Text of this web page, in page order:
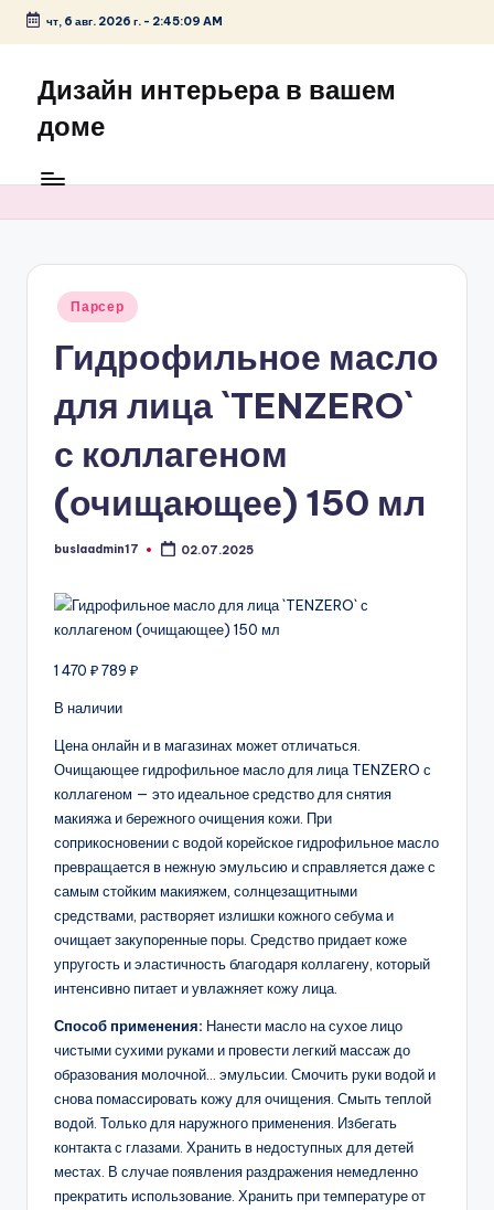
Перейти
содержимому
чт, 6 авг. 2026 г.- 2:45:09 AM
Дизайн интерьера в вашем
доме
Опубликовано
Парсер
Гидрофильное масло
для лица `TENZERO`
с коллагеном
(очищающее) 150 мл
Запись
buslaadmin17 02.07.2025
1 470 ₽ 789 ₽
В наличии
Цена онлайн и в магазинах может отличаться.
Очищающее гидрофильное масло для лица TENZERO с
коллагеном — это идеальное средство для снятия
макияжа и бережного очищения кожи. При
соприкосновении с водой корейское гидрофильное масло
превращается в нежную эмульсию и справляется даже с
самым стойким макияжем, солнцезащитными
средствами, растворяет излишки кожного себума и
очищает закупоренные поры. Средство придает коже
упругость и эластичность благодаря коллагену, который
интенсивно питает и увлажняет кожу лица.
Способ применения: Нанести масло на сухое лицо
чистыми сухими руками и провести легкий массаж до
образования молочной… эмульсии. Смочить руки водой и
снова помассировать кожу для очищения. Смыть теплой
водой. Только для наружного применения. Избегать
контакта с глазами. Хранить в недоступных для детей
местах. В случае появления раздражения немедленно
прекратить использование. Хранить при температуре от